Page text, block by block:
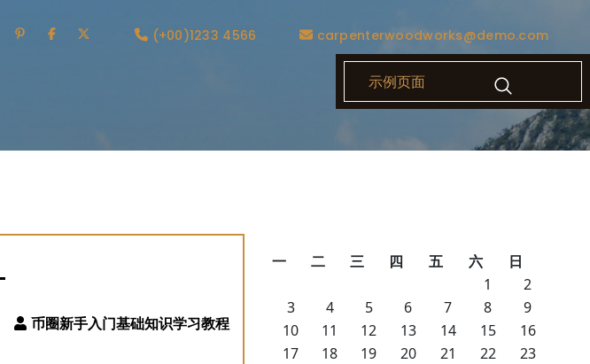
(+00)1233 4566 carpenterwoodworks@demo.com
示例页面
一 二 三 四 五 六
日
1
2
3
4 5 6 7 8
9
10
11 12 13 14 15
16
17
18 19 20 21 22
23